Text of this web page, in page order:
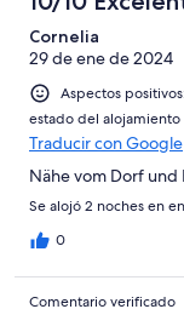
Cornelia
29 de ene de 2024
Aspectos
estado del alojamiento
Traducir con Google
Nähe vom Dorf
Se alojó 2 noches en
0
Comentario verificado